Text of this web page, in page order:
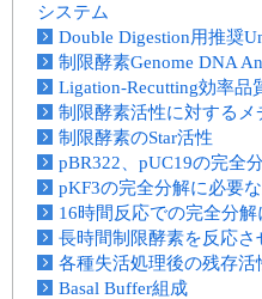
システム
Double Digestion用推奨
制限酵素Genome DNA
Ligation-Recutting効率品
制限酵素活性に対するメ
制限酵素のStar活性
pBR322、pUC19の完全
pKF3の完全分解に必要
16時間反応での完全分
長時間制限酵素を反応
各種失活処理後の残存活
Basal Buffer組成